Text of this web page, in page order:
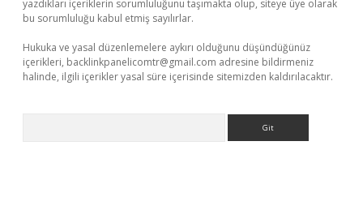
yazdıkları içeriklerin sorumluluğunu taşımakta olup, siteye üye olarak
bu sorumluluğu kabul etmiş sayılırlar.
Hukuka ve yasal düzenlemelere aykırı olduğunu düşündüğünüz
içerikleri, backlinkpanelicomtr@gmail.com adresine bildirmeniz
halinde, ilgili içerikler yasal süre içerisinde sitemizden kaldırılacaktır.